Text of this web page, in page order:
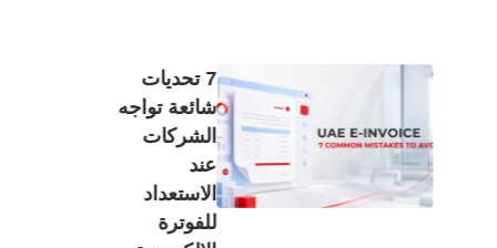
7 تحديات
شائعة تواجه
الشركات
عند
الاستعداد
للفوترة